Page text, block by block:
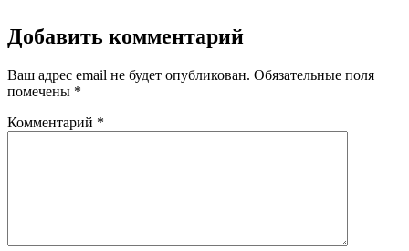
Добавить комментарий
Ваш адрес email не будет опубликован. Обязательные поля
помечены *
Комментарий *